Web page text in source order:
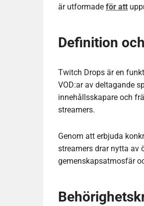
är utformade för att
Definition
Twitch Drops är en
VOD:ar av deltagande
innehållsskapare och
streamers.
Genom att erbjuda
streamers drar nytta av
gemenskapsatmosfär